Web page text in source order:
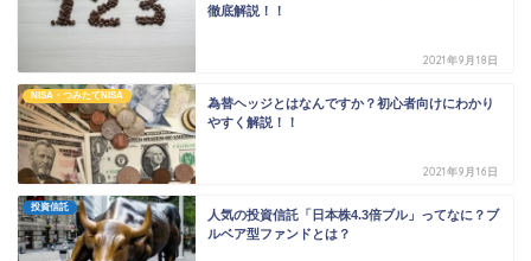
徹底解説！！
2021年9月18日
NISA・つみたてNISA
為替ヘッジとはなんですか？初心者向けにわかり
やすく解説！！
2021年9月16日
投資信託
人気の投資信託「日本株4.3倍ブル」ってなに？ブ
ルベア型ファンドとは？